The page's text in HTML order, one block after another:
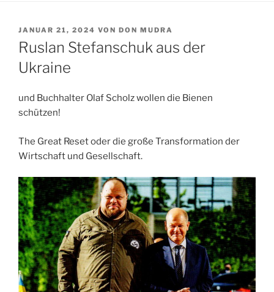
VERÖFFENTLICHT
AM
JANUAR 21, 2024 VON DON MUDRA
Ruslan Stefanschuk aus der
Ukraine
und Buchhalter Olaf Scholz wollen die Bienen
schützen!
The Great Reset oder die große Transformation der
Wirtschaft und Gesellschaft.